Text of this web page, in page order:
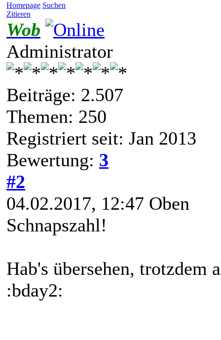
Homepage Suchen
Zitieren
Wob
Administrator
Beiträge: 2.507
Themen: 250
Registriert seit: Jan 2013
Bewertung: 3
#2
04.02.2017, 12:47 Oben
Schnapszahl!
Hab's übersehen, trotzdem
:bday2: